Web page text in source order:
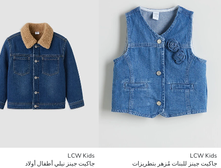
LCW Kids
جاكيت جينز للبنات مُزهر بتطريزات
LCW Kids
جاكيت جينز نيلي أطفال أولاد